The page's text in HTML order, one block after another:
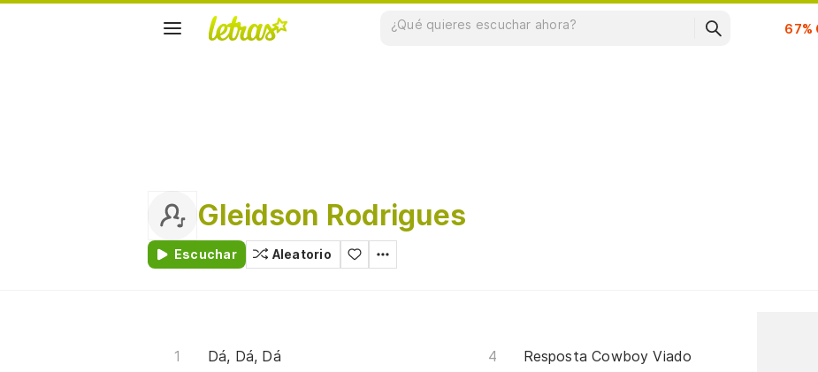
Gleidson Rodrigues
Escuchar Aleatorio
Dá, Dá, Dá
Resposta Cowboy Viado